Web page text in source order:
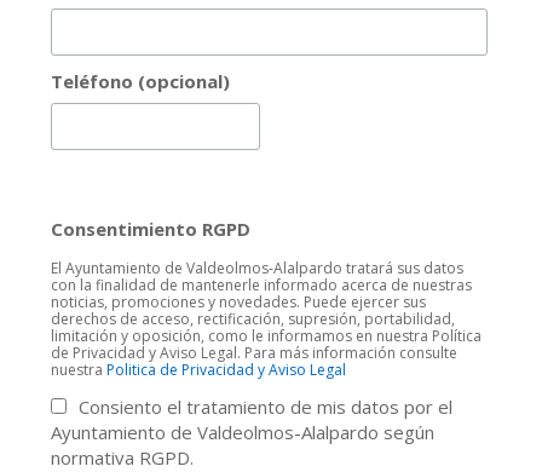
Teléfono (opcional)
Consentimiento RGPD
El Ayuntamiento de Valdeolmos-Alalpardo tratará sus datos
con la finalidad de mantenerle informado acerca de nuestras
noticias, promociones y novedades. Puede ejercer sus
derechos de acceso, rectificación, supresión, portabilidad,
limitación y oposición, como le informamos en nuestra Política
de Privacidad y Aviso Legal. Para más información consulte
nuestra Politica de Privacidad y Aviso Legal
Consiento el tratamiento de mis datos por el
Ayuntamiento de Valdeolmos-Alalpardo según
normativa RGPD.